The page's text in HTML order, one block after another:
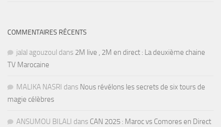
COMMENTAIRES RÉCENTS
jalal agouzoul dans 2M live , 2M en direct : La deuxième chaine
TV Marocaine
MALIKA NASRI dans Nous révélons les secrets de six tours de
magie célèbres
ANSUMOU BILALI dans CAN 2025 : Maroc vs Comores en Direct